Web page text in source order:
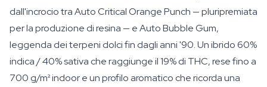
dall'incrocio tra Auto Critical Orange Punch — pluripremiata
per la produzione di resina — e Auto Bubble Gum,
leggenda dei terpeni dolci fin dagli anni '90. Un ibrido 60%
indica / 40% sativa che raggiunge il 19% di THC, rese fino a
700 g/m² indoor e un profilo aromatico che ricorda una